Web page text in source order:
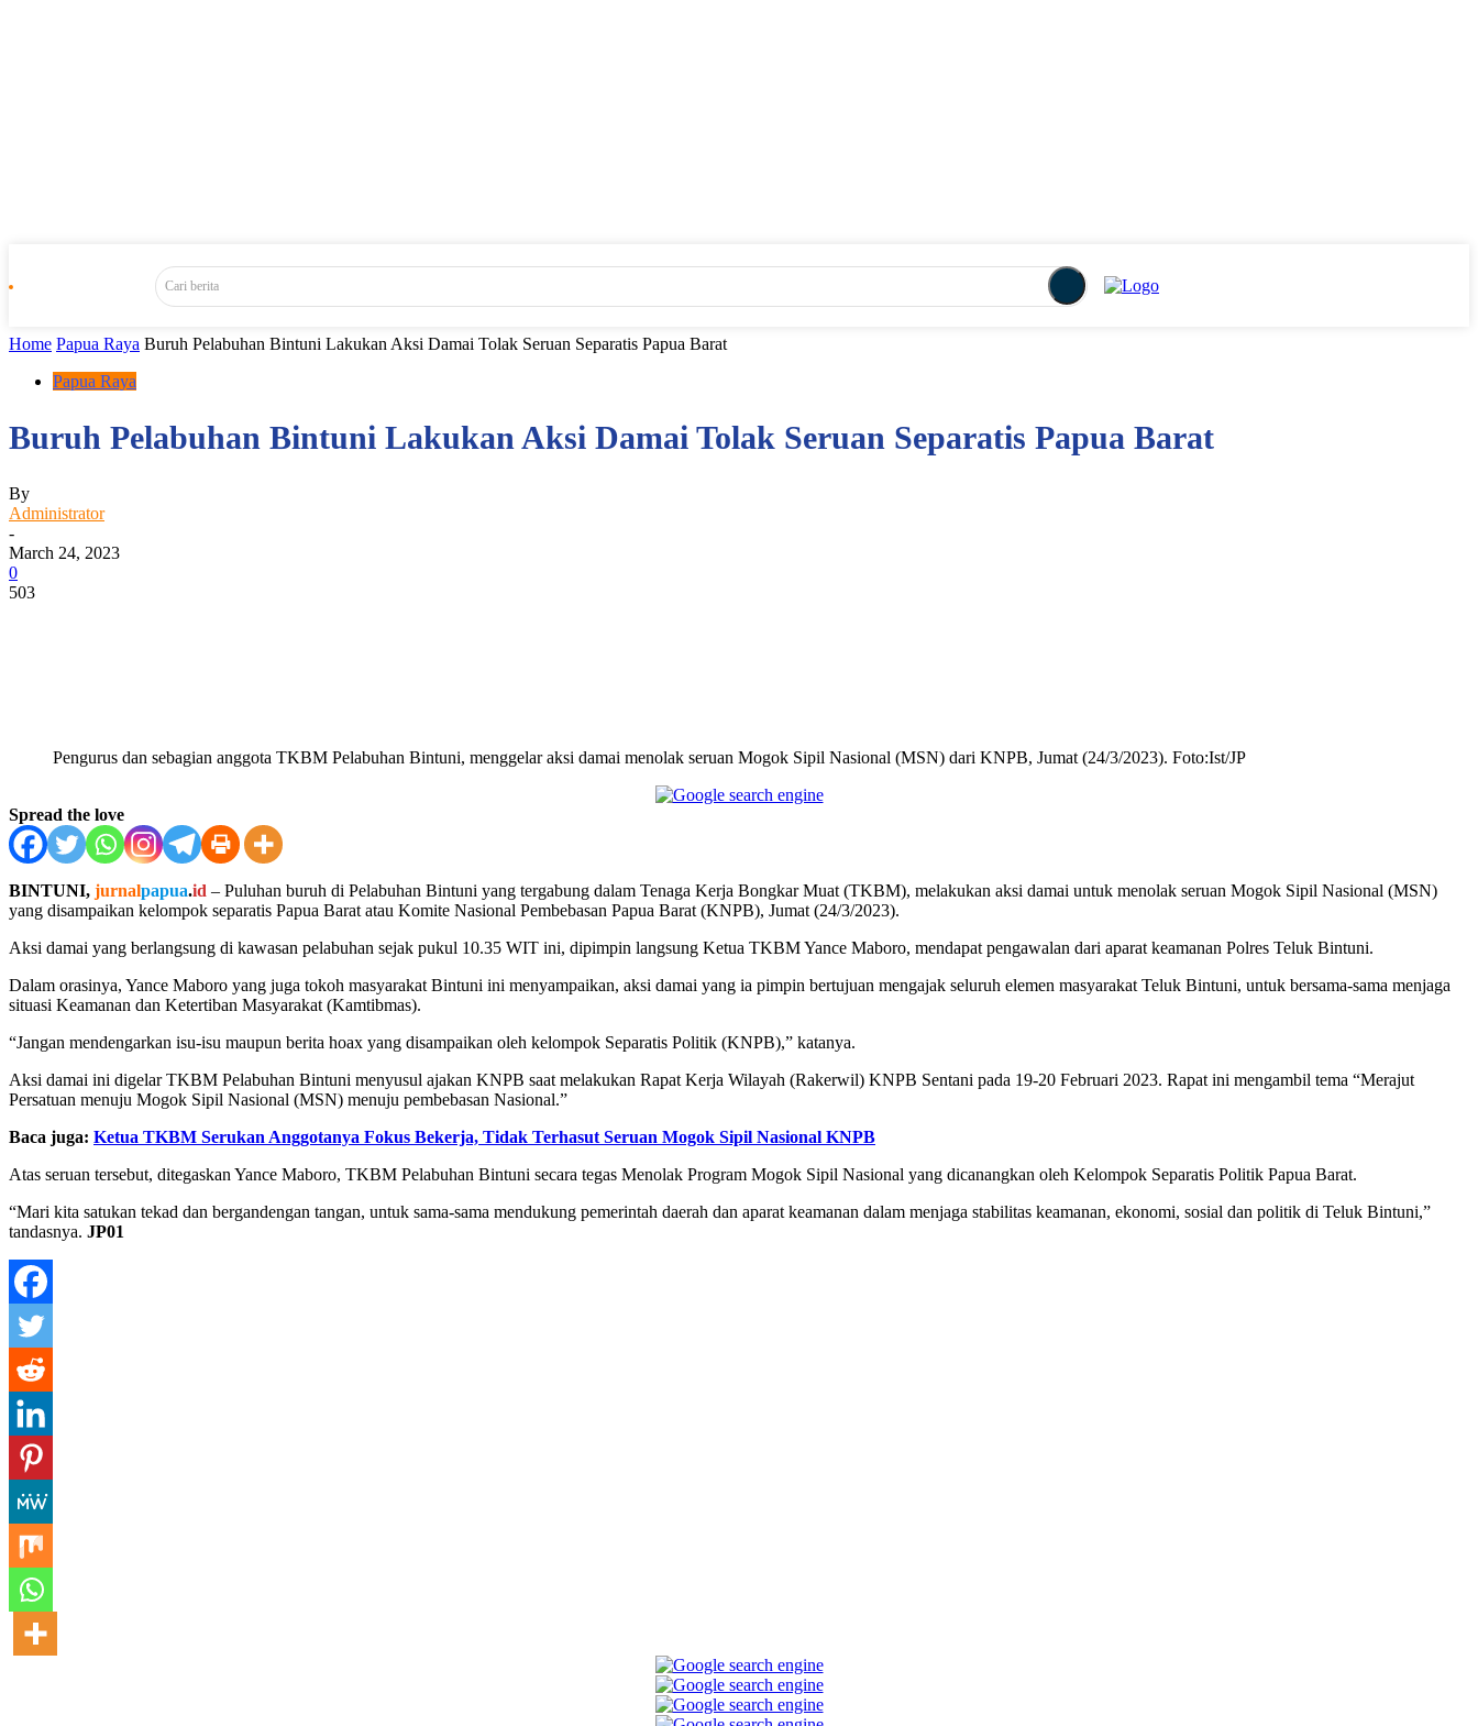
Cari berita
Home Papua Raya Buruh Pelabuhan Bintuni Lakukan Aksi Damai Tolak Seruan Separatis Papua Barat
Papua Raya
Buruh Pelabuhan Bintuni Lakukan Aksi Damai Tolak Seruan Separatis Papua Barat
By
Administrator
-
March 24, 2023
0
503
Pengurus dan sebagian anggota TKBM Pelabuhan Bintuni, menggelar aksi damai menolak seruan Mogok Sipil Nasional (MSN) dari KNPB, Jumat (24/3/2023). Foto:Ist/JP
Spread the love
BINTUNI, jurnalpapua.id – Puluhan buruh di Pelabuhan Bintuni yang tergabung dalam Tenaga Kerja Bongkar Muat (TKBM), melakukan aksi damai untuk menolak seruan Mogok Sipil Nasional (MSN)
yang disampaikan kelompok separatis Papua Barat atau Komite Nasional Pembebasan Papua Barat (KNPB), Jumat (24/3/2023).
Aksi damai yang berlangsung di kawasan pelabuhan sejak pukul 10.35 WIT ini, dipimpin langsung Ketua TKBM Yance Maboro, mendapat pengawalan dari aparat keamanan Polres Teluk Bintuni.
Dalam orasinya, Yance Maboro yang juga tokoh masyarakat Bintuni ini menyampaikan, aksi damai yang ia pimpin bertujuan mengajak seluruh elemen masyarakat Teluk Bintuni, untuk bersama-sama menjaga
situasi Keamanan dan Ketertiban Masyarakat (Kamtibmas).
“Jangan mendengarkan isu-isu maupun berita hoax yang disampaikan oleh kelompok Separatis Politik (KNPB),” katanya.
Aksi damai ini digelar TKBM Pelabuhan Bintuni menyusul ajakan KNPB saat melakukan Rapat Kerja Wilayah (Rakerwil) KNPB Sentani pada 19-20 Februari 2023. Rapat ini mengambil tema “Merajut
Persatuan menuju Mogok Sipil Nasional (MSN) menuju pembebasan Nasional.”
Baca juga: Ketua TKBM Serukan Anggotanya Fokus Bekerja, Tidak Terhasut Seruan Mogok Sipil Nasional KNPB
Atas seruan tersebut, ditegaskan Yance Maboro, TKBM Pelabuhan Bintuni secara tegas Menolak Program Mogok Sipil Nasional yang dicanangkan oleh Kelompok Separatis Politik Papua Barat.
“Mari kita satukan tekad dan bergandengan tangan, untuk sama-sama mendukung pemerintah daerah dan aparat keamanan dalam menjaga stabilitas keamanan, ekonomi, sosial dan politik di Teluk Bintuni,”
tandasnya. JP01